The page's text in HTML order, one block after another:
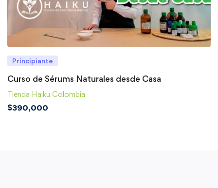
Principiante
Curso de Sérums Naturales desde Casa
Tienda Haiku Colombia
$390,000